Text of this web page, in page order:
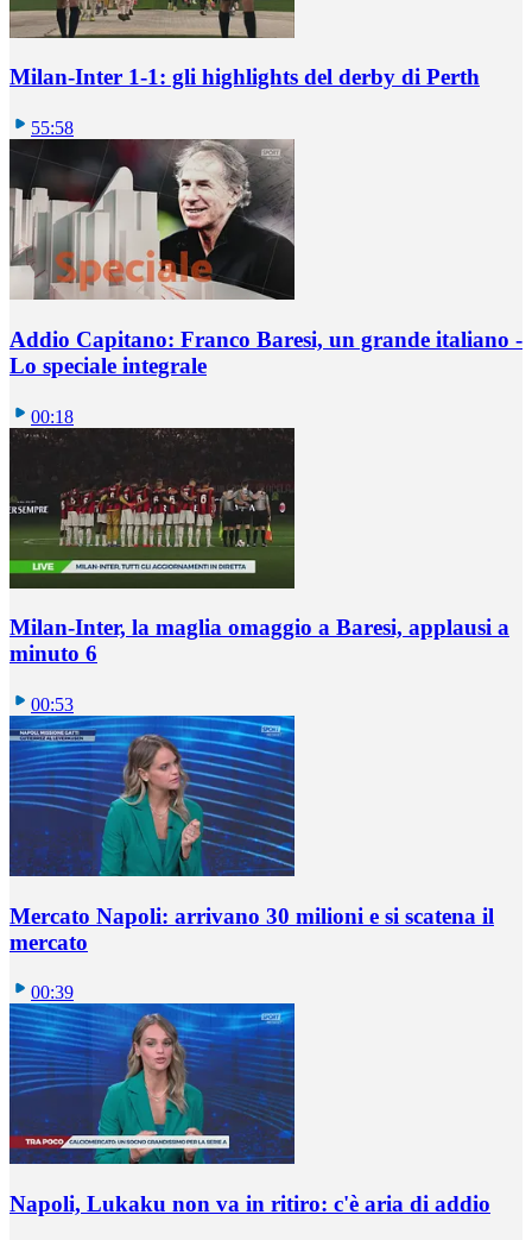
Milan-Inter 1-1: gli highlights del derby di Perth
55:58
Addio Capitano: Franco Baresi, un grande italiano -
Lo speciale integrale
00:18
Milan-Inter, la maglia omaggio a Baresi, applausi a
minuto 6
00:53
Mercato Napoli: arrivano 30 milioni e si scatena il
mercato
00:39
Napoli, Lukaku non va in ritiro: c'è aria di addio